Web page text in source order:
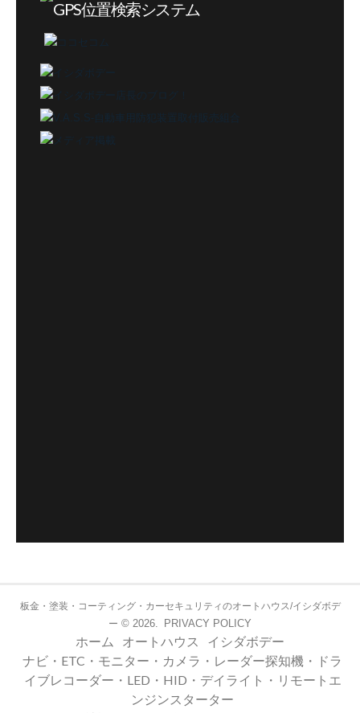
板金・塗装・コーティング・カーセキュリティのオートハウス/イシダボデ
ー © 2026. PRIVACY POLICY
ホーム オートハウス
イシダボデー
ナビ・ETC・モニター・カメラ・レーダー探知機・ドラ
イブレコーダー・LED・HID・デイライト・リモートエ
ンジンスターター